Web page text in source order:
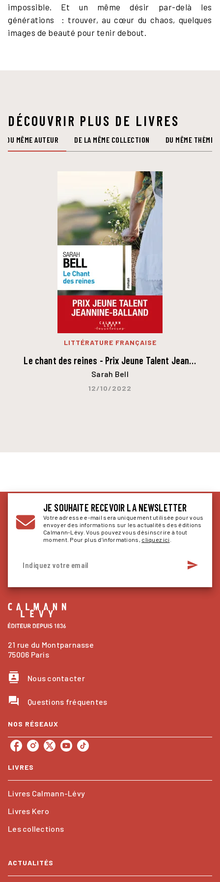
impossible. Et un même désir par-delà les
générations : trouver, au cœur du chaos, quelques
images de beauté pour tenir debout.
DÉCOUVRIR PLUS DE LIVRES
DU MÊME AUTEUR DE LA MÊME COLLECTION DU MÊME THÈME
LITTÉRATURE FRANÇAISE
Le chant des reines - Prix Jeune Talent Jean…
Sarah Bell
12/10/2022
JE SOUHAITE RECEVOIR LA NEWSLETTER
Votre adresse e-mail sera uniquement utilisée pour vous
envoyer des informations sur les actualités des éditions
Calmann-Lévy. Vous pouvez vous désinscrire à tout
moment. Pour plus d’informations, cliquez ici
Indiquez votre email send
21 rue du Montparnasse
75006 Paris
contacts Nous contacter
question_answer Questions fréquentes
NOS RÉSEAUX
LIVRES
Livres Calmann-Lévy
Livres Kero
Les collections
ACTUALITÉS